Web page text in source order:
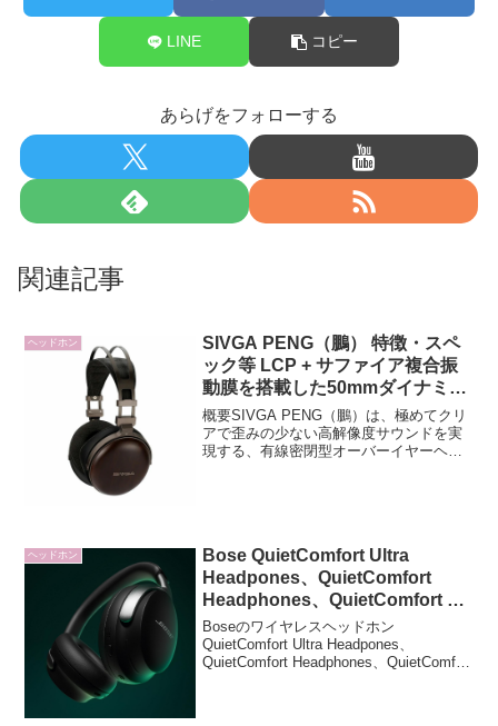
LINE コピー
あらげをフォローする
関連記事
ヘッドホン
SIVGA PENG（鵬） 特徴・スペ
ック等 LCP + サファイア複合振
動膜を搭載した50mmダイナミッ
クドライバーを採用した有線密閉
型オーバーイヤーヘッドホン
概要SIVGA PENG（鵬）は、極めてクリ
アで歪みの少ない高解像度サウンドを実
現する、有線密閉型オーバーイヤーヘッ
ヘッドホン
Bose QuietComfort Ultra
Headpones、QuietComfort
Headphones、QuietComfort 45
Headphones 特徴・スペック等
違いを比較
Boseのワイヤレスヘッドホン
QuietComfort Ultra Headpones、
QuietComfort Headphones、QuietComfort